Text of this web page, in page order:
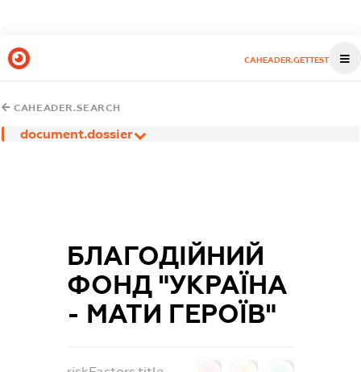
CAHEADER.GETTEST
CAHEADER.SEARCH
document.dossier
БЛАГОДІЙНИЙ
ФОНД "УКРАЇНА
- МАТИ ГЕРОЇВ"